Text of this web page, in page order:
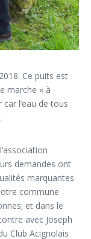
Ce puits est
marche « à
car l’eau de tous
demandes ont
marquantes
commune
et dans le
avec Joseph
Club Acignolais